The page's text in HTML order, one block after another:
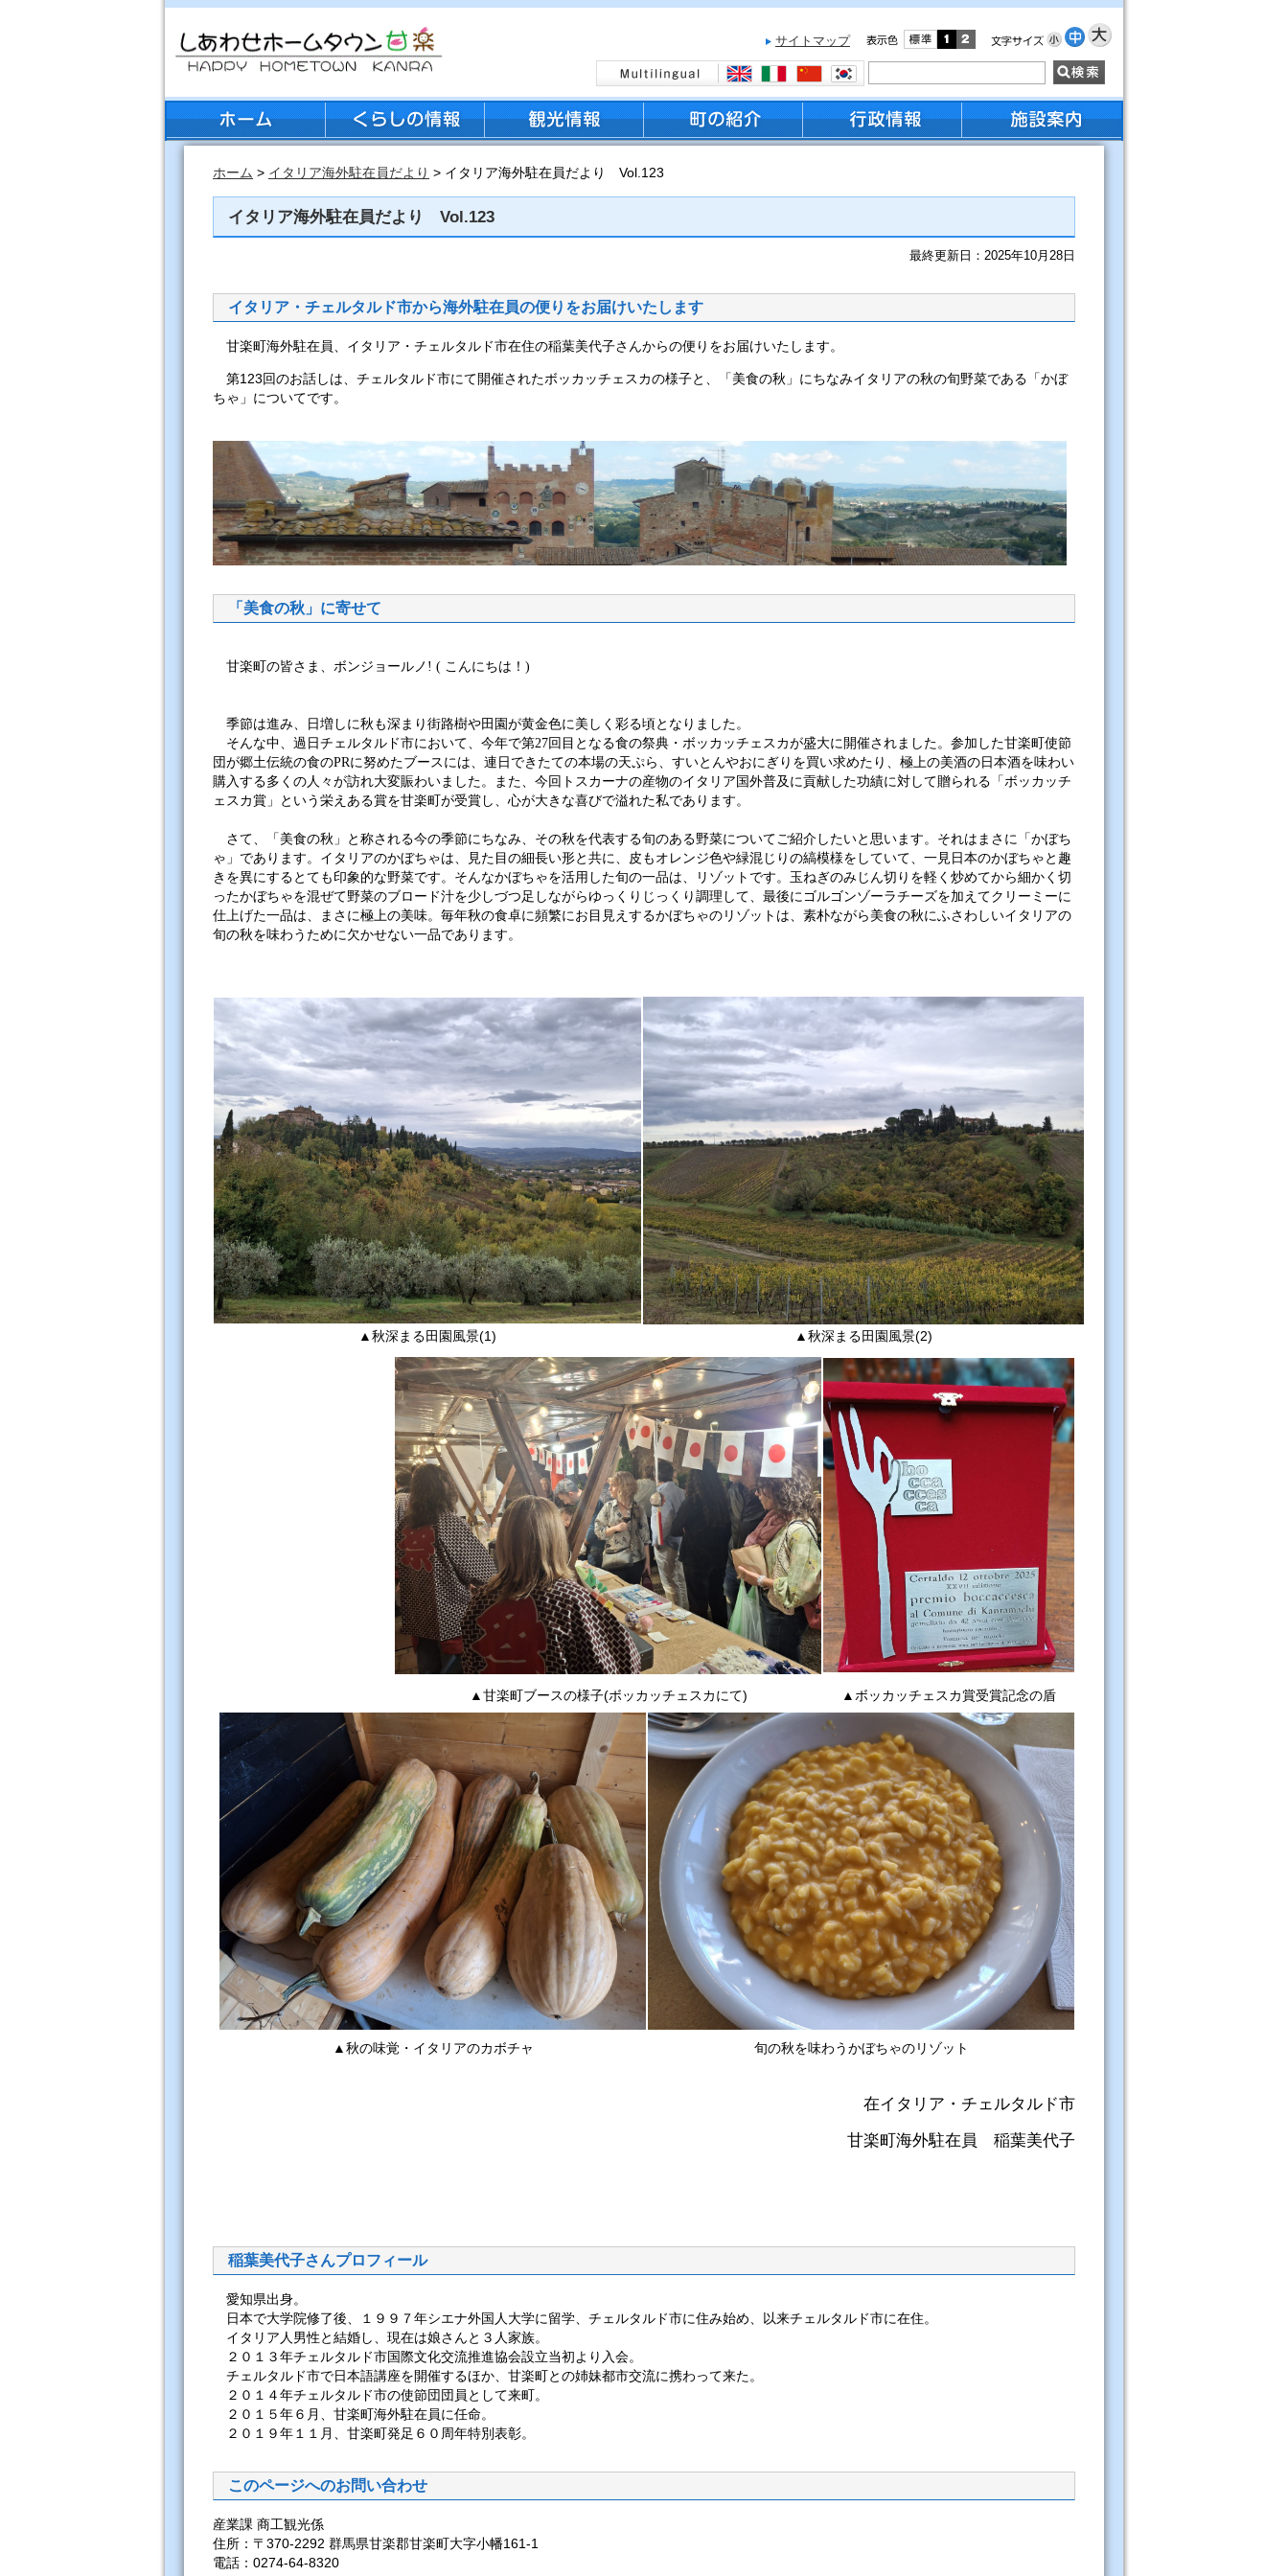
サイトマップ
ホーム > イタリア海外駐在員だより > イタリア海外駐在員だより Vol.123
イタリア海外駐在員だより Vol.123
最終更新日：2025年10月28日
イタリア・チェルタルド市から海外駐在員の便りをお届けいたします
甘楽町海外駐在員、イタリア・チェルタルド市在住の稲葉美代子さんからの便りをお届けいたします。
第123回のお話しは、チェルタルド市にて開催されたボッカッチェスカの様子と、「美食の秋」にちなみイタリアの秋の旬野菜である「かぼ
ちゃ」についてです。
「美食の秋」に寄せて
甘楽町の皆さま、ボンジョールノ! ( こんにちは！)
季節は進み、日増しに秋も深まり街路樹や田園が黄金色に美しく彩る頃となりました。
そんな中、過日チェルタルド市において、今年で第27回目となる食の祭典・ボッカッチェスカが盛大に開催されました。参加した甘楽町使節
団が郷土伝統の食のPRに努めたブースには、連日できたての本場の天ぷら、すいとんやおにぎりを買い求めたり、極上の美酒の日本酒を味わい
購入する多くの人々が訪れ大変賑わいました。また、今回トスカーナの産物のイタリア国外普及に貢献した功績に対して贈られる「ボッカッチ
ェスカ賞」という栄えある賞を甘楽町が受賞し、心が大きな喜びで溢れた私であります。
さて、「美食の秋」と称される今の季節にちなみ、その秋を代表する旬のある野菜についてご紹介したいと思います。それはまさに「かぼち
ゃ」であります。イタリアのかぼちゃは、見た目の細長い形と共に、皮もオレンジ色や緑混じりの縞模様をしていて、一見日本のかぼちゃと趣
きを異にするとても印象的な野菜です。そんなかぼちゃを活用した旬の一品は、リゾットです。玉ねぎのみじん切りを軽く炒めてから細かく切
ったかぼちゃを混ぜて野菜のブロード汁を少しづつ足しながらゆっくりじっくり調理して、最後にゴルゴンゾーラチーズを加えてクリーミーに
仕上げた一品は、まさに極上の美味。毎年秋の食卓に頻繁にお目見えするかぼちゃのリゾットは、素朴ながら美食の秋にふさわしいイタリアの
旬の秋を味わうために欠かせない一品であります。
▲秋深まる田園風景(1) ▲秋深まる田園風景(2)
▲甘楽町ブースの様子(ボッカッチェスカにて) ▲ボッカッチェスカ賞受賞記念の盾
▲秋の味覚・イタリアのカボチャ 旬の秋を味わうかぼちゃのリゾット
在イタリア・チェルタルド市
甘楽町海外駐在員 稲葉美代子
稲葉美代子さんプロフィール
愛知県出身。
日本で大学院修了後、１９９７年シエナ外国人大学に留学、チェルタルド市に住み始め、以来チェルタルド市に在住。
イタリア人男性と結婚し、現在は娘さんと３人家族。
２０１３年チェルタルド市国際文化交流推進協会設立当初より入会。
チェルタルド市で日本語講座を開催するほか、甘楽町との姉妹都市交流に携わって来た。
２０１４年チェルタルド市の使節団団員として来町。
２０１５年６月、甘楽町海外駐在員に任命。
２０１９年１１月、甘楽町発足６０周年特別表彰。
このページへのお問い合わせ
産業課 商工観光係
住所：〒370-2292 群馬県甘楽郡甘楽町大字小幡161-1
電話：0274-64-8320